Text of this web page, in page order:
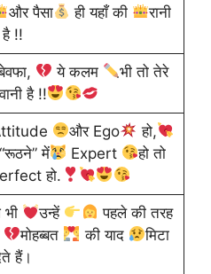
और पैसा ही यहाँ की
रानी
है !!
ये कलम
भी तो तेरे
है !!
और Ego
हो,
में Expert
हो तो
हो.
उन्हें
पहले की तरह
मोहब्बत की याद
मिटा
हैं।